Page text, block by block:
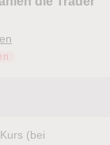
Kurs (bei